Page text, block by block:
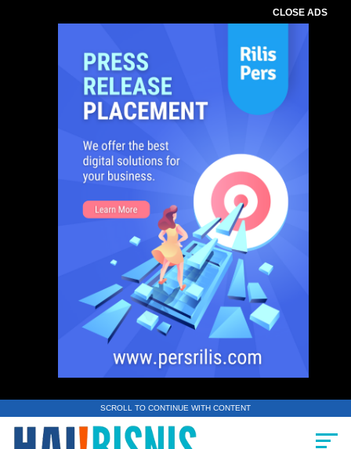
CLOSE ADS
SCROLL TO CONTINUE WITH CONTENT